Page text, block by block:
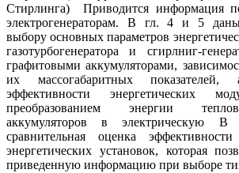
Стирлинга) Приводится информация
электрогенераторам. В гл. 4 и 5
выбору основных параметров
газотурбогенератора и сгирлниг-
графитовыми аккумуляторами,
их массогабаритных
эффективности энергетических
преобразованием энергии
аккумуляторов в электрическую
сравнительная оценка
энергетических установок, которая
приведенную информацию при выборе